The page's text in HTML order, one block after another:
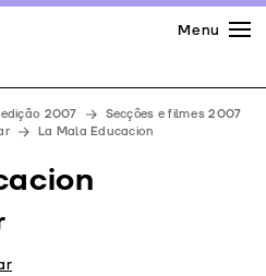
Menu
edição 2007
Secções e filmes 2007
La Mala Educacion